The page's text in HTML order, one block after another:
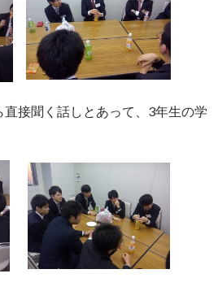
接聞く話しとあって、3年生の学